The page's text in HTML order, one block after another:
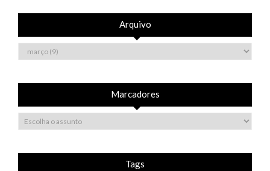
Arquivo
Marcadores
Tags